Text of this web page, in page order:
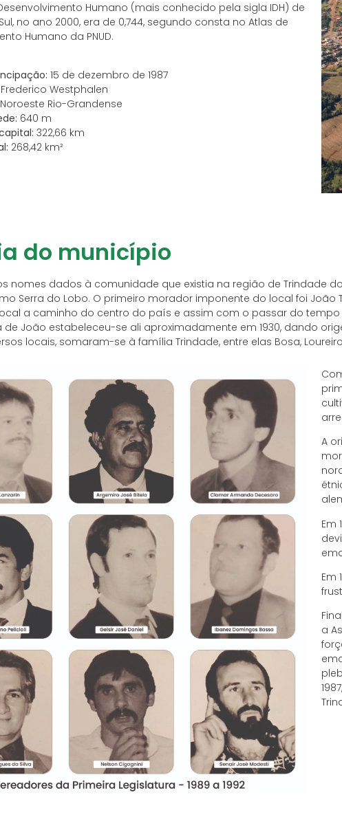
Humano (mais conhecido pela sigla IDH) de
no ano 2000, era de 0,744, segundo consta no Atlas de
Humano da PNUD.
15 de dezembro de 1987
Frederico Westphalen
Noroeste Rio-Grandense
640 m
322,66 km
268,42 km²
do município
nomes dados à comunidade que existia na região de Trindade
Serra do Lobo. O primeiro morador imponente do local foi
a caminho do centro do país e assim com o passar do
de João estabeleceu-se ali aproximadamente em 1930, dando
locais, somaram-se à família Trindade, entre elas Bosa,
A
Em
Em
a